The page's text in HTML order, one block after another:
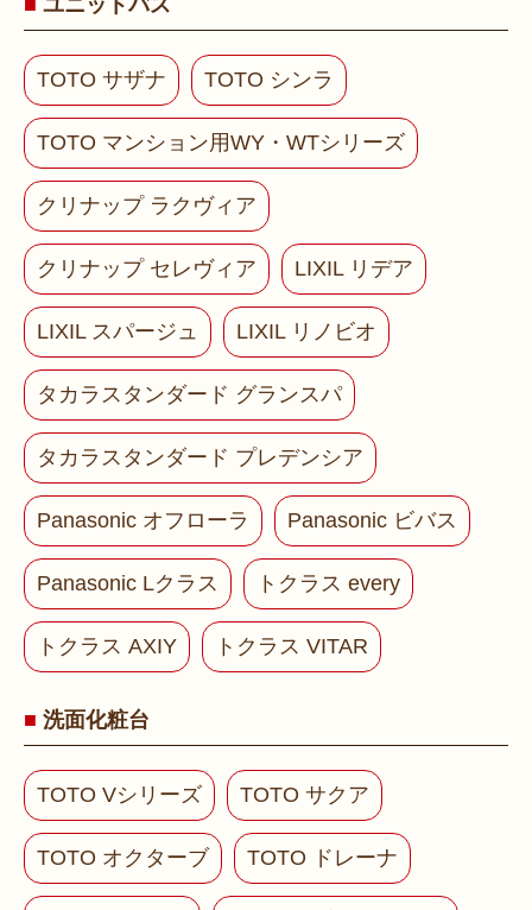
TOTO サザナ TOTO シンラ
TOTO マンション用WY・WTシリーズ
クリナップ ラクヴィア
クリナップ セレヴィア LIXIL リデア
LIXIL スパージュ LIXIL リノビオ
タカラスタンダード グランスパ
タカラスタンダード プレデンシア
Panasonic オフローラ Panasonic ビバス
Panasonic Lクラス トクラス every
トクラス AXIY トクラス VITAR
洗面化粧台
TOTO Vシリーズ TOTO サクア
TOTO オクターブ TOTO ドレーナ